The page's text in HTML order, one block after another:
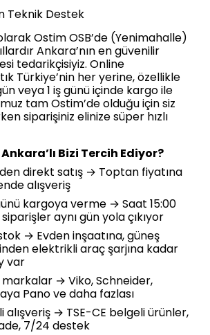
Teknik Destek
Ostim OSB’de (Yenimahalle)
Ankara’nın en güvenilir
tedarikçisiyiz. Online
Türkiye’nin her yerine, özellikle
veya 1 iş günü içinde kargo ile
tam Ostim’de olduğu için siz
siparişiniz elinize süper hızlı
Bizi Tercih Ediyor?
direkt satış → Toptan fiyatına
alışveriş
kargoya verme → Saat 15:00
aynı gün yola çıkıyor
→ Evden inşaatına, güneş
elektrikli araç şarjına kadar
var
markalar → Viko, Schneider,
Pano ve daha fazlası
alışveriş → TSE-CE belgeli ürünler,
7/24 destek